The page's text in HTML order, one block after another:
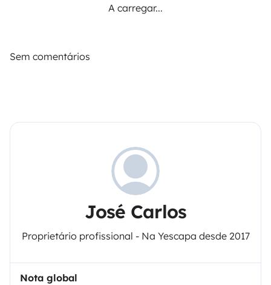
A carregar...
Sem comentários
José Carlos
Proprietário profissional - Na Yescapa desde 2017
Nota global